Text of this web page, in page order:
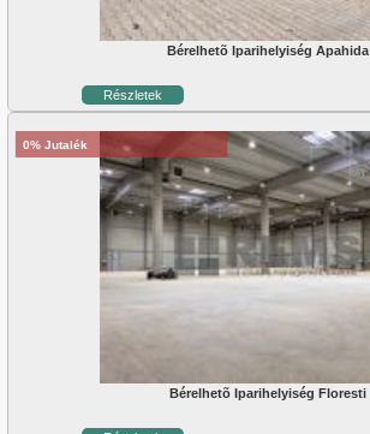
Bérelhetõ Iparihelyiség Apahida
Részletek
0% Jutalék
Bérelhetõ Iparihelyiség Floresti